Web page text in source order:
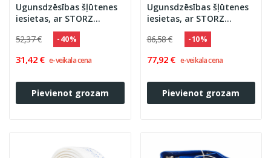
Ugunsdzēsības šļūtenes
iesietas, ar STORZ
savienojumiem
52,37 € - 40 %
31,42 € e-veikala cena
Pievienot grozam
Ugunsdzēsības šļūtenes
iesietas, ar STORZ
savienojumiem, sarkanā
krāsā
86,58 € - 10 %
77,92 € e-veikala cena
Pievienot grozam